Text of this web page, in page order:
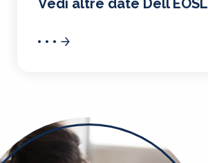
Vedi altre date Dell EOSL